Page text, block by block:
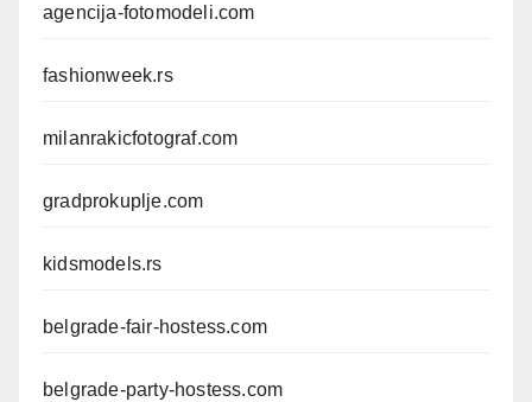
agencija-fotomodeli.com
fashionweek.rs
milanrakicfotograf.com
gradprokuplje.com
kidsmodels.rs
belgrade-fair-hostess.com
belgrade-party-hostess.com